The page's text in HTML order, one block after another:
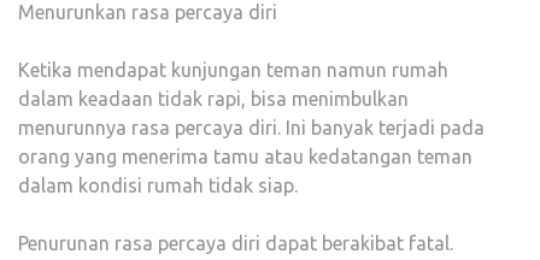
Menurunkan rasa percaya diri
Ketika mendapat kunjungan teman namun rumah
dalam keadaan tidak rapi, bisa menimbulkan
menurunnya rasa percaya diri. Ini banyak terjadi pada
orang yang menerima tamu atau kedatangan teman
dalam kondisi rumah tidak siap.
Penurunan rasa percaya diri dapat berakibat fatal.